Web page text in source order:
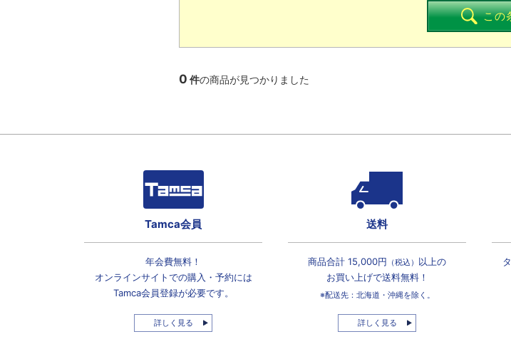
この
0 件の商品が見つかりました
Tamca会員
年会費無料！
オンラインサイトでの購入・予約には
Tamca会員登録が必要です。
詳しく見る
送料
商品合計 15,000円 （税込） 以上の
お買い上げで送料無料！
※配送先：北海道・沖縄を除く。
詳しく見る